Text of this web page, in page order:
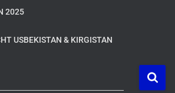
2025
USBEKISTAN & KIRGISTAN